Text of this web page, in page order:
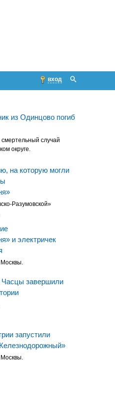
вход
из Одинцово погиб
случай
округе.
на которую могли
Разумовской»
и электричек
Часцы завершили
запустили